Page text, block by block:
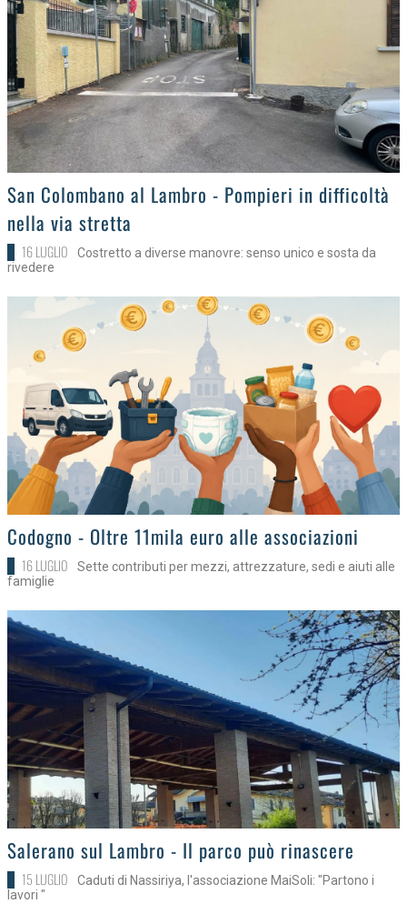
>
San Colombano al Lambro - Pompieri in difficoltà
nella via stretta
16 LUGLIO
Costretto a diverse manovre: senso unico e sosta da
rivedere
>
Codogno - Oltre 11mila euro alle associazioni
16 LUGLIO
Sette contributi per mezzi, attrezzature, sedi e aiuti alle
famiglie
>
Salerano sul Lambro - Il parco può rinascere
15 LUGLIO
Caduti di Nassiriya, l'associazione MaiSoli: "Partono i
lavori "